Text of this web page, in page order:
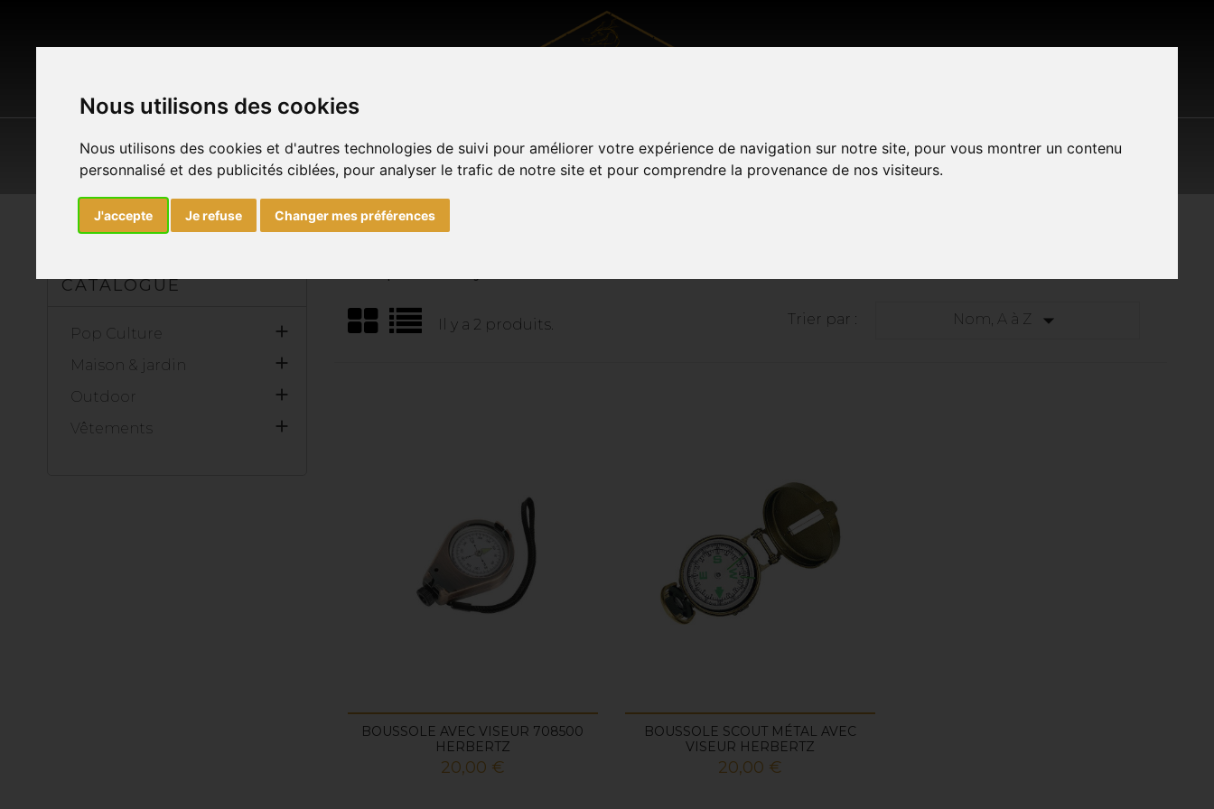
Nous utilisons des cookies
Nous utilisons des cookies et d'autres technologies de suivi pour améliorer votre expérience de navigation sur notre site, pour vous montrer un contenu
personnalisé et des publicités ciblées, pour analyser le trafic de notre site et pour comprendre la provenance de nos visiteurs.
J'accepte Je refuse Changer mes préférences
FacebookInstagram
0
Accueil Marques Herbertz
CATALOGUE
Pop Culture 
Maison & jardin 
Outdoor 
Vêtements 
Il y a 2 produits. Trier par : Nom, A à Z 
BOUSSOLE AVEC VISEUR 708500
HERBERTZ
Prix
20,00 €
BOUSSOLE SCOUT MÉTAL AVEC
VISEUR HERBERTZ
Prix
20,00 €